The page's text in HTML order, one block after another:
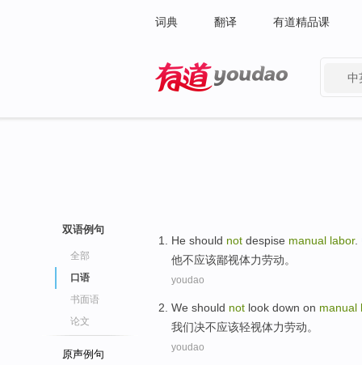
词典 翻译 有道精品课
中
双语例句
全部
口语
书面语
论文
原声例句
He should not despise manual labor.
他不应该鄙视体力劳动。
youdao
We should not look down on manual
我们决不应该轻视体力劳动。
youdao